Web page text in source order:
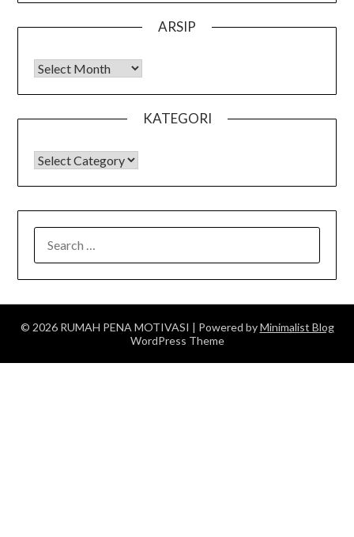
ARSIP
Arsip
KATEGORI
KATEGORI
FOR:
© 2026 RUMAH PENA MOTIVASI | Powered byMinimalist Blog
WordPress Theme